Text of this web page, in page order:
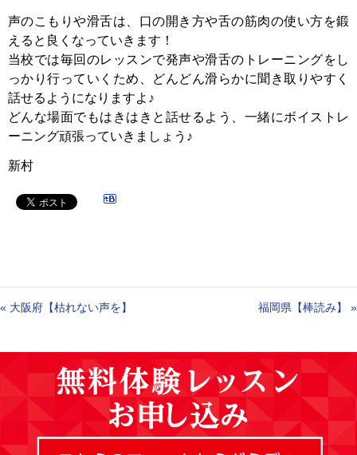
声のこもりや滑舌は、口の開き方や舌の筋肉の使い方を鍛
えると良くなっていきます！
当校では毎回のレッスンで発声や滑舌のトレーニングをし
っかり行っていくため、どんどん滑らかに聞き取りやすく
話せるようになりますよ♪
どんな場面でもはきはきと話せるよう、一緒にボイストレ
ーニング頑張っていきましょう♪
新村
« 大阪府【枯れない声を】 福岡県【棒読み】 »